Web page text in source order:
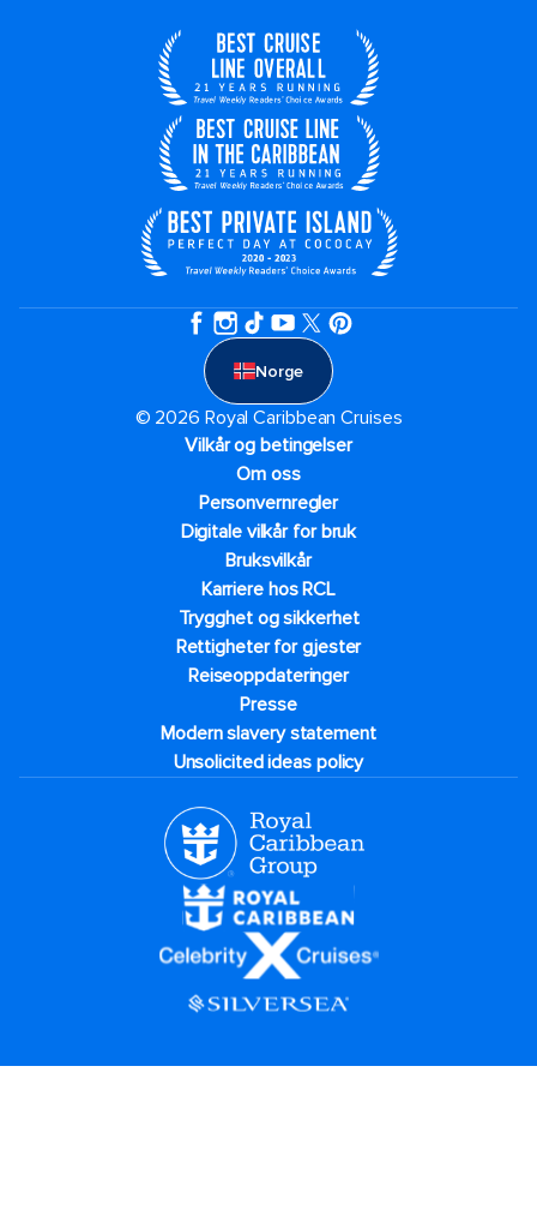
Norge
© 2026 Royal Caribbean Cruises
Vilkår og betingelser
Om oss
Personvernregler
Digitale vilkår for bruk
Bruksvilkår
Karriere hos RCL
Trygghet og sikkerhet​
Rettigheter for gjester
Reiseoppdateringer
Presse
Modern slavery statement
Unsolicited ideas policy